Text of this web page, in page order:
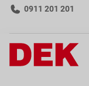
0911 201 201